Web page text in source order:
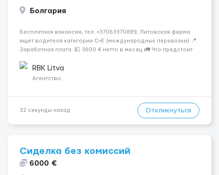
Болгария
Бесплатная вакансия, тел. +37063970889, Литовская фирма
ищет водителя категории C+E (международные перевозки) 📍
Заработная плата: 💶 3600 € нетто в месяц 🚛 Что предстоит
рефрижераторах. В среднем 400–500 км в день. Погрузки и
разгрузки...
RBK Litva
Агентство
32 секунды назад Откликнуться
Сиделка без комиссий
6000 €